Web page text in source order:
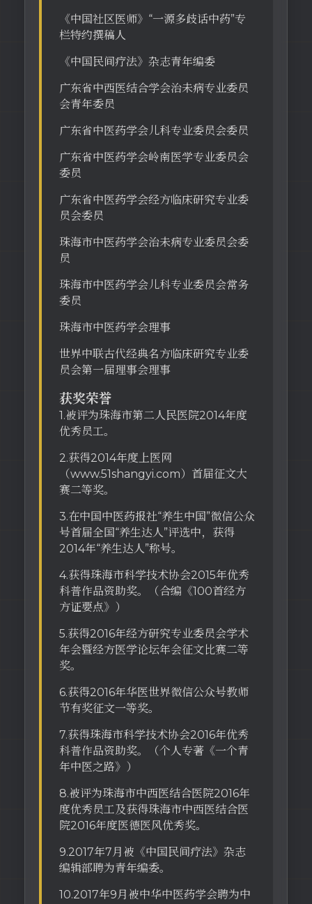
《中国社区医师》“一源多歧话中药”专
栏特约撰稿人
《中国民间疗法》杂志青年编委
广东省中西医结合学会治未病专业委员
会青年委员
广东省中医药学会儿科专业委员会委员
广东省中医药学会岭南医学专业委员会
委员
广东省中医药学会经方临床研究专业委
员会委员
珠海市中医药学会治未病专业委员会委
员
珠海市中医药学会儿科专业委员会常务
委员
珠海市中医药学会理事
世界中联古代经典名方临床研究专业委
员会第一届理事会理事
获奖荣誉
1.被评为珠海市第二人民医院2014年度
优秀员工。
2.获得2014年度上医网
（www.51shangyi.com）首届征文大
赛二等奖。
3.在中国中医药报社“养生中国”微信公众
号首届全国“养生达人”评选中，获得
2014年“养生达人”称号。
4.获得珠海市科学技术协会2015年优秀
科普作品资助奖。（合编《100首经方
方证要点》）
5.获得2016年经方研究专业委员会学术
年会暨经方医学论坛年会征文比赛二等
奖。
6.获得2016年华医世界微信公众号教师
节有奖征文一等奖。
7.获得珠海市科学技术协会2016年优秀
科普作品资助奖。（个人专著《一个青
年中医之路》）
8.被评为珠海市中西医结合医院2016年
度优秀员工及获得珠海市中西医结合医
院2016年度医德医风优秀奖。
9.2017年7月被《中国民间疗法》杂志
编辑部聘为青年编委。
10.2017年9月被中华中医药学会聘为中